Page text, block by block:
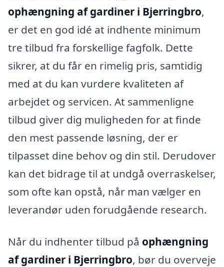
ophængning af gardiner i Bjerringbro,
er det en god idé at indhente minimum
tre tilbud fra forskellige fagfolk. Dette
sikrer, at du får en rimelig pris, samtidig
med at du kan vurdere kvaliteten af
arbejdet og servicen. At sammenligne
tilbud giver dig muligheden for at finde
den mest passende løsning, der er
tilpasset dine behov og din stil. Derudover
kan det bidrage til at undgå overraskelser,
som ofte kan opstå, når man vælger en
leverandør uden forudgående research.
Når du indhenter tilbud på ophængning
af gardiner i Bjerringbro, bør du overveje